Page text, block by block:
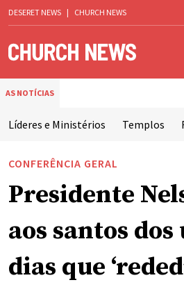
DESERET NEWS | CHURCH NEWS
AS NOTÍCIAS
Líderes e Ministérios Templos
CONFERÊNCIA GERAL
Presidente
aos santos
dias que